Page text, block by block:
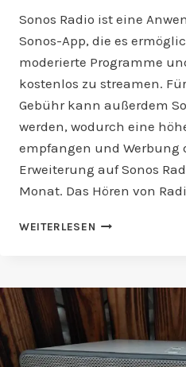
Sonos Radio ist eine
Sonos-App, die es
moderierte Programme
kostenlos zu streamen.
Gebühr kann außerdem
werden, wodurch eine
empfangen und Werbung
Erweiterung auf Sonos
Monat. Das Hören von
WEITERLESEN IST